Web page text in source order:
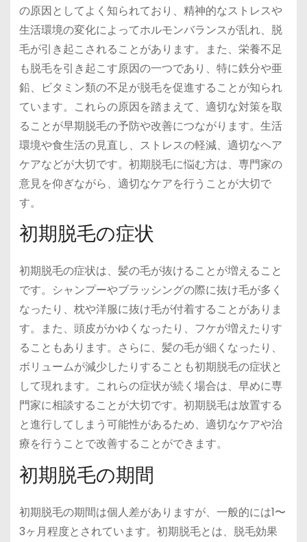
の原因としてよく知られており、精神的なストレスや
生活環境の変化によってホルモンバランスが乱れ、脱
毛が引き起こされることがあります。また、栄養不足
も脱毛を引き起こす原因の一つであり、特に鉄分や亜
鉛、ビタミン類の不足が脱毛を促進することが知られ
ています。これらの原因を踏まえて、適切な対策を取
ることが早期脱毛の予防や改善につながります。生活
環境や食生活の見直し、ストレスの軽減、適切なヘア
ケアなどが大切です。初期脱毛に悩む方は、専門家の
意見を仰ぎながら、適切なケアを行うことが大切で
す。
初期脱毛の症状
初期脱毛の症状は、髪の毛が抜けることが増えること
です。シャンプーやブラッシングの際に抜け毛が多く
なったり、枕や洋服に抜け毛が付着することがありま
す。また、頭皮がかゆくなったり、フケが増えたりす
ることもあります。さらに、髪の毛が細くなったり、
ボリュームが減少したりすることも初期脱毛の症状と
して現れます。これらの症状が続く場合は、早めに専
門家に相談することが大切です。初期脱毛は放置する
と進行してしまう可能性があるため、適切なケアや治
療を行うことで改善することができます。
初期脱毛の期間
初期脱毛の期間は個人差がありますが、一般的には1〜
3ヶ月程度とされています。初期脱毛とは、脱毛効果